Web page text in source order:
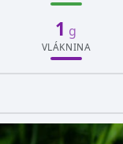
1 g
VLÁKNINA